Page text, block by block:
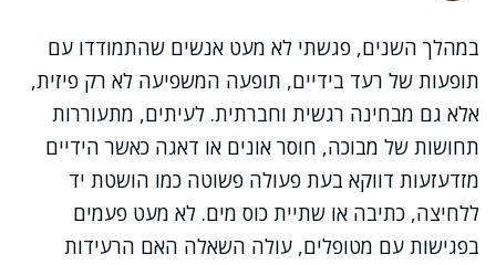
במהלך השנים, פגשתי לא מעט אנשים שהתמודדו עם
תופעות של רעד בידיים, תופעה המשפיעה לא רק פיזית,
אלא גם מבחינה רגשית וחברתית. לעיתים, מתעוררות
תחושות של מבוכה, חוסר אונים או דאגה כאשר הידיים
מזדעזעות דווקא בעת פעולה פשוטה כמו הושטת יד
ללחיצה, כתיבה או שתיית כוס מים. לא מעט פעמים
בפגישות עם מטופלים, עולה השאלה האם הרעידות